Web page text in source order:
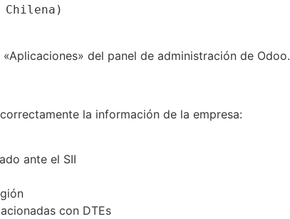
del panel de administración de Odoo.
la información de la empresa:
ante el SII
con DTEs